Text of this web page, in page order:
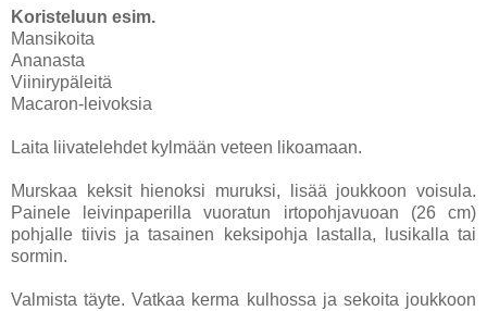
Koristeluun esim.
Mansikoita
Ananasta
Viinirypäleitä
Macaron-leivoksia
Laita liivatelehdet kylmään veteen likoamaan.
Murskaa keksit hienoksi muruksi, lisää joukkoon voisula.
Painele leivinpaperilla vuoratun irtopohjavuoan (26 cm)
pohjalle tiivis ja tasainen keksipohja lastalla, lusikalla tai
sormin.
Valmista täyte. Vatkaa kerma kulhossa ja sekoita joukkoon